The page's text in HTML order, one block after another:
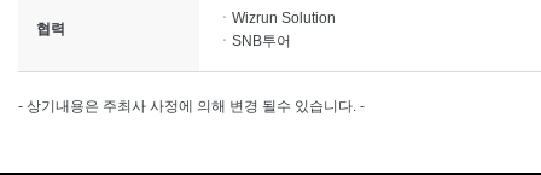
협력
ㆍWizrun Solution
ㆍSNB투어
- 상기내용은 주최사 사정에 의해 변경 될수 있습니다. -